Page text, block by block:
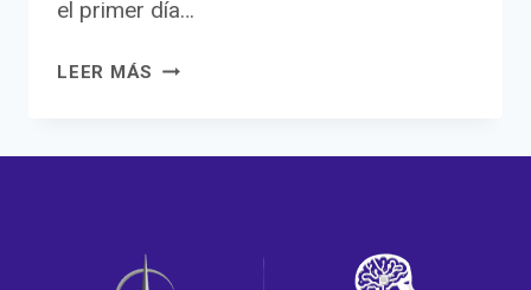
el primer día…
LEER MÁS LA
NORTE
CONGRESO